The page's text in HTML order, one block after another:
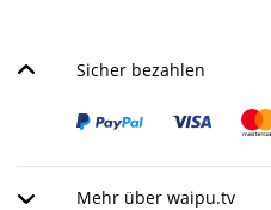
Sicher bezahlen
Mehr über waipu.tv